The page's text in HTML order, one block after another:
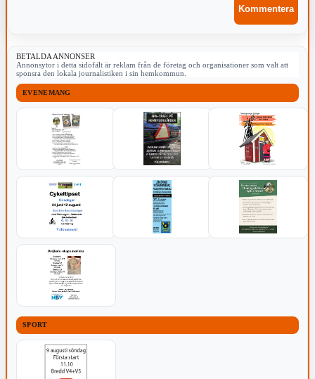
BETALDA ANNONSER
Annonsytor i detta sidofält är reklam från de företag och organisationer som valt att
sponsra den lokala journalistiken i sin hemkommun.
EVENEMANG
SPORT